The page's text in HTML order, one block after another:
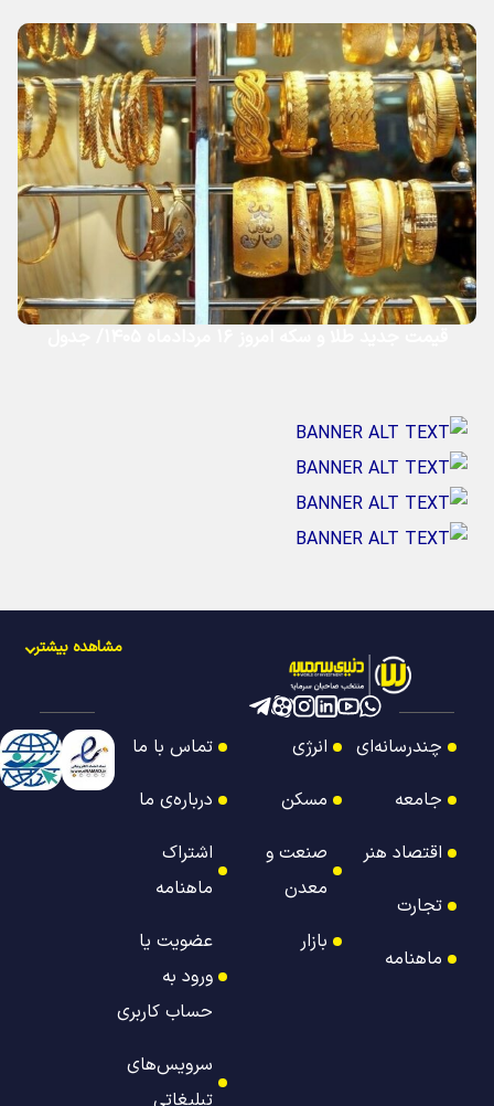
مشاهده بیشتر
چندرسانه‌ای
جامعه
اقتصاد هنر
تجارت
ماهنامه
انرژی
مسکن
صنعت و
معدن
بازار
تماس با ما
درباره‌ی ما
اشتراک
ماهنامه
عضویت یا
ورود به
حساب کاربری
سرویس‌های
تبلیغاتی